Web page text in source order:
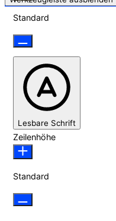
Standard
Lesbare Schrift
Zeilenhöhe
Standard